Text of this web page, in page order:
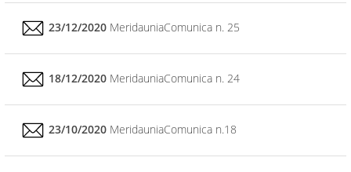
23/12/2020 MeridauniaComunica n. 25
18/12/2020 MeridauniaComunica n. 24
23/10/2020 MeridauniaComunica n.18